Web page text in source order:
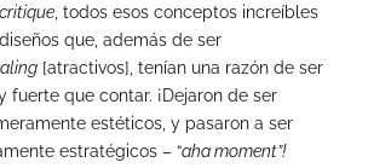
critique, todos esos conceptos increíbles
que, además de ser
[atractivos], tenían una razón de ser
fuerte que contar. ¡Dejaron de ser
estéticos, y pasaron a ser
estratégicos – “aha moment”!